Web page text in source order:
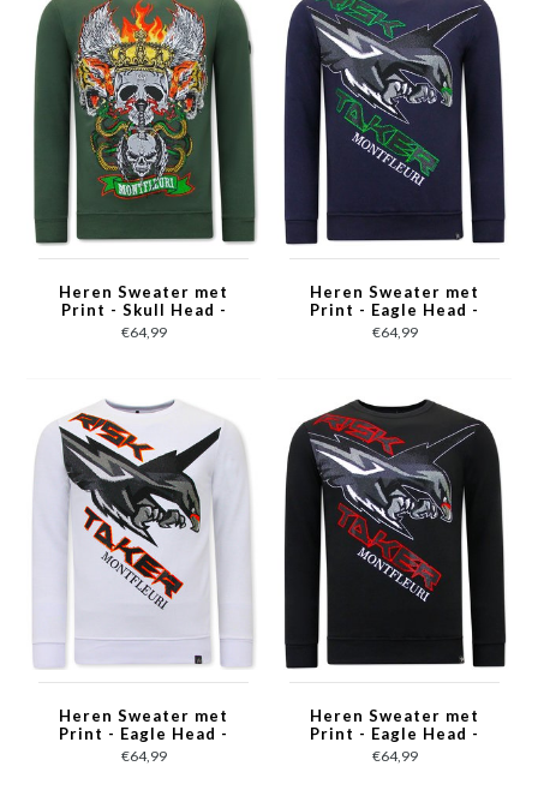
Heren Sweater met
Print - Skull Head -
3662 - Groen
€64,99
Heren Sweater met
Print - Eagle Head -
3645 - Blauw
€64,99
Heren Sweater met
Print - Eagle Head -
3645 - Wit
€64,99
Heren Sweater met
Print - Eagle Head -
3645 - Zwart
€64,99